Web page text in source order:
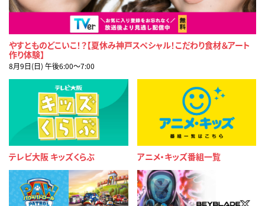
やすとものどこいこ！？【夏休み神戸スペシャル！こだわり食材＆アート
作り体験】
8月9日(日) 午後6:00〜7:00
テレビ大阪 キッズくらぶ アニメ・キッズ番組一覧